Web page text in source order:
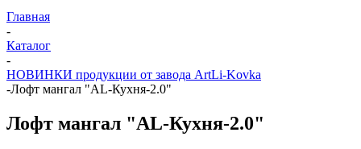
Главная
-
Каталог
-
НОВИНКИ продукции от завода ArtLi-Kovka
-Лофт мангал "AL-Кухня-2.0"
Лофт мангал "AL-Кухня-2.0"